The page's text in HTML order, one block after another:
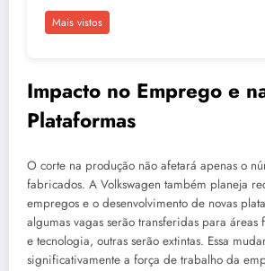
Mais vistos
Impacto no Emprego e
Plataformas
O corte na produção não afetará apenas o
fabricados. A Volkswagen também planeja
empregos e o desenvolvimento de novas
algumas vagas serão transferidas para áreas
e tecnologia, outras serão extintas. Essa
significativamente a força de trabalho da